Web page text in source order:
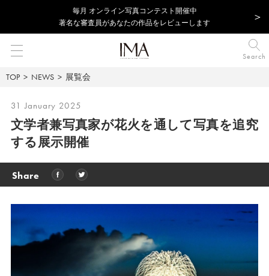
毎⽉ オンライン写真コンテスト開催中
著名な審査員があなたの作品をレビューします
Search
TOP NEWS 展覧会
31 January 2025
文学者兼写真家が花火を通して写真を追究
する展示開催
Share